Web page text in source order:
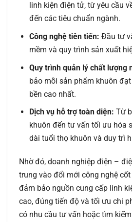
linh kiện điện tử, từ yêu cầu
đến các tiêu chuẩn ngành.
Công nghệ tiên tiến: Đầu tư
mềm và quy trình sản xuất
Quy trình quản lý chất lượng
bảo mỗi sản phẩm khuôn
bền cao nhất.
Dịch vụ hỗ trợ toàn diện: Từ
khuôn đến tư vấn tối ưu hóa
dài tuổi thọ khuôn và duy trì
Nhờ đó, doanh nghiệp điện –
trung vào đổi mới công nghệ
đảm bảo nguồn cung cấp linh
cao, đúng tiến độ và tối ưu chi
có nhu cầu tư vấn hoặc tìm